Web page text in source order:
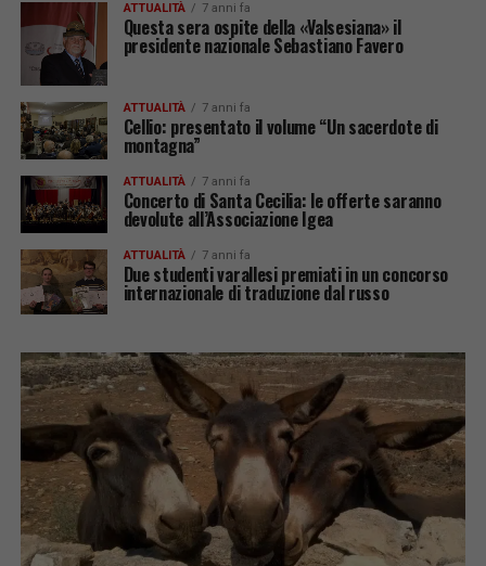
ATTUALITÀ 7 anni fa
Questa sera ospite della «Valsesiana» il
presidente nazionale Sebastiano Favero
ATTUALITÀ 7 anni fa
Cellio: presentato il volume “Un sacerdote di
montagna”
ATTUALITÀ 7 anni fa
Concerto di Santa Cecilia: le offerte saranno
devolute all’Associazione Igea
ATTUALITÀ 7 anni fa
Due studenti varallesi premiati in un concorso
internazionale di traduzione dal russo